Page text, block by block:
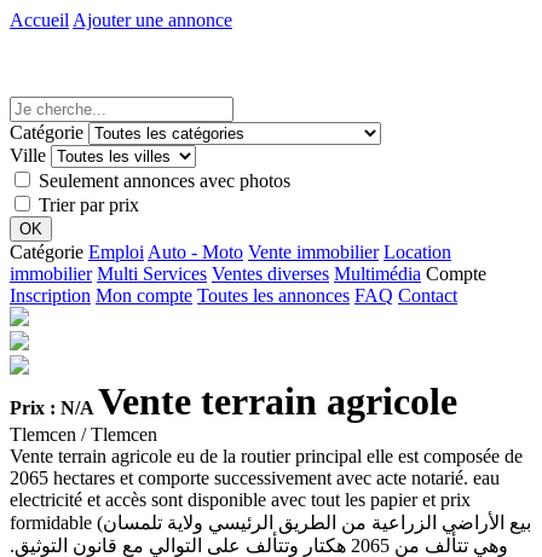
Accueil Ajouter une annonce
Catégorie
Ville
Seulement annonces avec photos
Trier par prix
Catégorie Emploi Auto - Moto Vente immobilier Location
immobilier Multi Services Ventes diverses Multimédia Compte
Inscription Mon compte Toutes les annonces FAQ Contact
Prix : N/A Vente terrain agricole
Tlemcen / Tlemcen
Vente terrain agricole eu de la routier principal elle est composée de
2065 hectares et comporte successivement avec acte notarié. eau
electricité et accès sont disponible avec tout les papier et prix
formidable (بيع الأراضي الزراعية من الطريق الرئيسي ولاية تلمسان
وهي تتألف من 2065 هكتار وتتألف على التوالي مع قانون التوثيق.